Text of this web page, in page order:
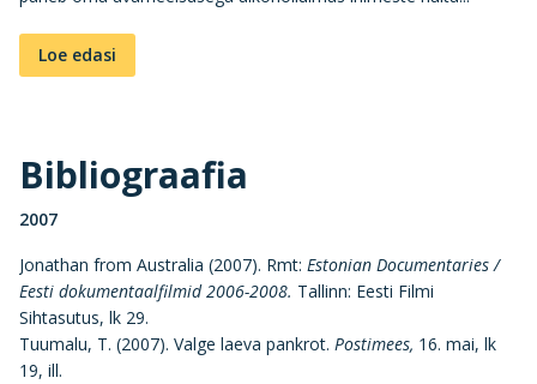
Loe edasi
Bibliograafia
2007
Jonathan from Australia (2007). Rmt: Estonian Documentaries /
Eesti dokumentaalfilmid 2006-2008. Tallinn: Eesti Filmi
Sihtasutus, lk 29.
Tuumalu, T. (2007). Valge laeva pankrot. Postimees, 16. mai, lk
19, ill.